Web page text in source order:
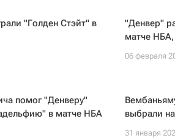
"Голден Стэйт" в
"Денвер"
матче
06 февраля
помог "Денверу"
в матче НБА
выбрали
31 января